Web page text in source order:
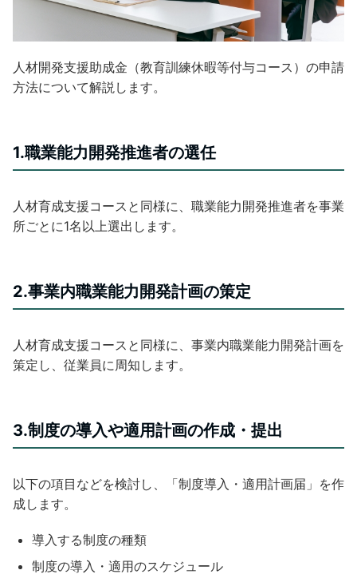
人材開発支援助成金（教育訓練休暇等付与コース）の申請
方法について解説します。
1.職業能力開発推進者の選任
人材育成支援コースと同様に、職業能力開発推進者を事業
所ごとに1名以上選出します。
2.事業内職業能力開発計画の策定
人材育成支援コースと同様に、事業内職業能力開発計画を
策定し、従業員に周知します。
3.制度の導入や適用計画の作成・提出
以下の項目などを検討し、「制度導入・適用計画届」を作
成します。
導入する制度の種類
制度の導入・適用のスケジュール